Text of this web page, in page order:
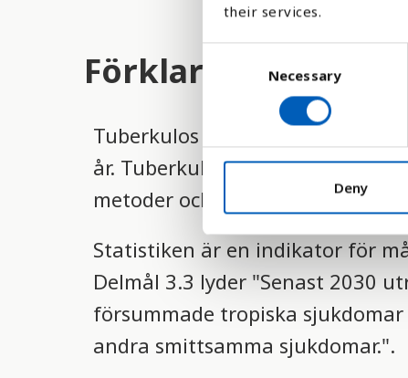
their services.
o
n
S
e
l
e
c
t
i
Necessary
Deny
Förklaring
Tuberkulos är en smittsam
år. Tuberkulos är idag ett av
metoder och mediciner för att
Statistiken är en indikator för
Delmål 3.3 lyder "Senast 2030
försummade tropiska
andra smittsamma sjukdomar.".